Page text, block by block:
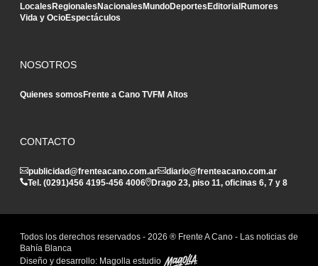
LocalesRegionalesNacionalesMundoDeportesEditorialRumores
Vida y OcioEspectáculos
NOSOTROS
Quienes somosFrente a Cano TVFM Altos
CONTACTO
publicidad@frenteacano.com.ar
diario@frenteacano.com.ar
Tel. (0291)456 4195-456 4006 Drago 23, piso 11, oficinas 6, 7 y 8
Todos los derechos reservados - 2026 ® Frente A Cano - Las noticias de
Bahía Blanca
Diseño y desarrollo: Magolla estudio